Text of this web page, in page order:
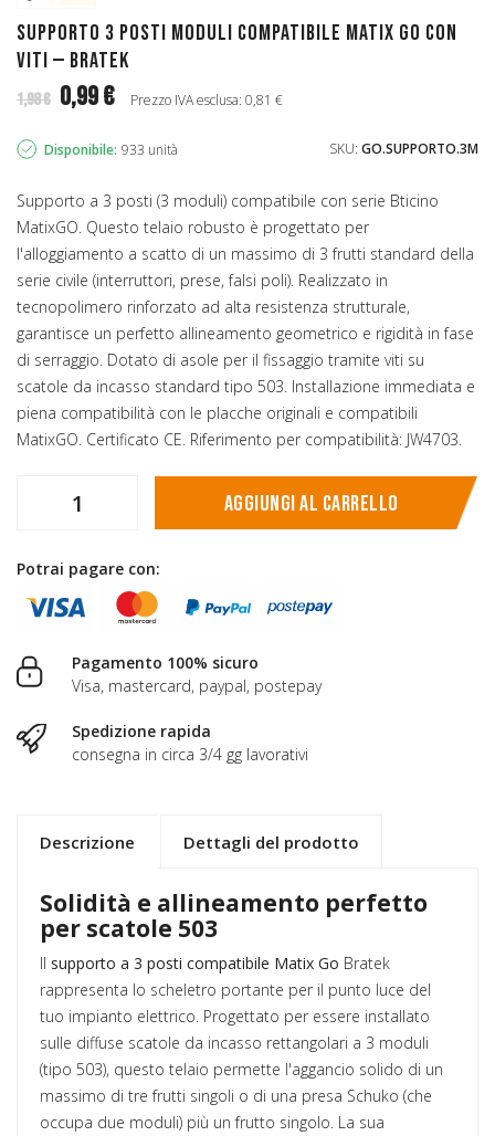
Supporto 3 Posti Moduli Compatibile Matix Go con
Viti — Bratek
1,98 € 0,99 € Prezzo IVA esclusa: 0,81 €
Disponibile: 933 unità SKU: GO.SUPPORTO.3M
Supporto a 3 posti (3 moduli) compatibile con serie Bticino
MatixGO. Questo telaio robusto è progettato per
l'alloggiamento a scatto di un massimo di 3 frutti standard della
serie civile (interruttori, prese, falsi poli). Realizzato in
tecnopolimero rinforzato ad alta resistenza strutturale,
garantisce un perfetto allineamento geometrico e rigidità in fase
di serraggio. Dotato di asole per il fissaggio tramite viti su
scatole da incasso standard tipo 503. Installazione immediata e
piena compatibilità con le placche originali e compatibili
MatixGO. Certificato CE. Riferimento per compatibilità: JW4703.
Aggiungi al carrello
Potrai pagare con:
Pagamento 100% sicuro
Visa, mastercard, paypal, postepay
Spedizione rapida
consegna in circa 3/4 gg lavorativi
Descrizione Dettagli del prodotto
Solidità e allineamento perfetto
per scatole 503
Il supporto a 3 posti compatibile Matix Go Bratek
rappresenta lo scheletro portante per il punto luce del
tuo impianto elettrico. Progettato per essere installato
sulle diffuse scatole da incasso rettangolari a 3 moduli
(tipo 503), questo telaio permette l'aggancio solido di un
massimo di tre frutti singoli o di una presa Schuko (che
occupa due moduli) più un frutto singolo. La sua